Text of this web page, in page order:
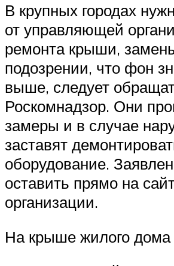
В крупных городах
от управляющей
ремонта крыши,
подозрении, что фон
выше, следует
Роскомнадзор. Они
замеры и в случае
заставят
оборудование.
оставить прямо на
организации.
На крыше жилого дома